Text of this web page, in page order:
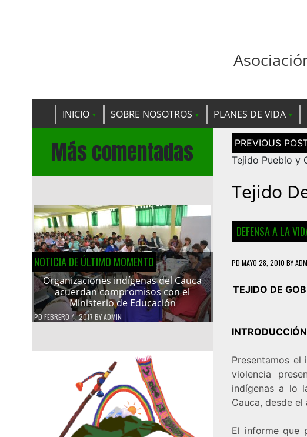
INICIO SOBRE NOSOTROS PLANES DE VIDA
Más comentadas
NOTICIA DE ÚLTIMO MOMENTO
Organizaciones indígenas del Cauca
acuerdan compromisos con el
Ministerio de Educación
PD FEBRERO 4, 2017 BYADMIN
Navegación
de
entradas
Tejido Pueblo y
Tejido
DEFENSA A LA
PD MAYO 28, 2010 BY
TEJIDO DE
INTRODUCCIÓN
Presentamos
violencia
indígenas a lo
Cauca, desde
El informe que